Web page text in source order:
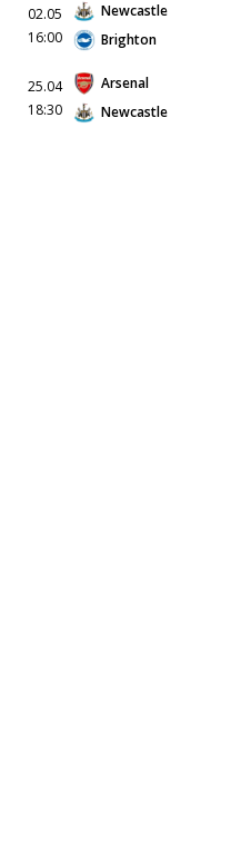
02.05
16:00
Newcastle
Brighton
25.04
18:30
Arsenal
Newcastle